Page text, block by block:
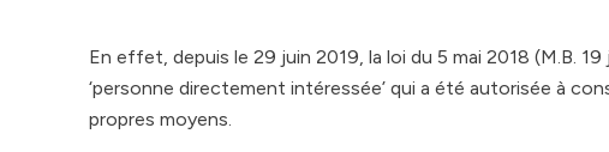
En effet, depuis le 29 juin 2019, la loi du 5 mai 2018 (M.B.
‘personne directement intéressée’ qui a été autorisée à
propres moyens.